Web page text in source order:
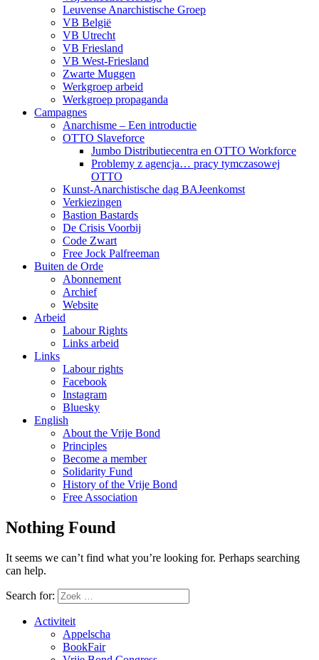
Leuvense Anarchistische Groep
VB België
VB Utrecht
VB Friesland
VB West-Friesland
Zwarte Muggen
Werkgroep arbeid
Werkgroep propaganda
Campagnes
Anarchisme – Een introductie
OTTO Slaveforce
Jumbo Distributiecentra en OTTO Workforce
Problemy z agencja… pracy tymczasowej
OTTO
Kunst-Anarchistische dag BAJeenkomst
Verkiezingen
Bastion Bastards
De Crisis Voorbij
Code Zwart
Free Jock Palfreeman
Buiten de Orde
Abonnement
Archief
Website
Arbeid
Labour Rights
Links arbeid
Links
Labour rights
Facebook
Instagram
Bluesky
English
About the Vrije Bond
Principles
Become a member
Solidarity Fund
History of the Vrije Bond
Free Association
Nothing Found
It seems we can’t find what you’re looking for. Perhaps searching
can help.
Search for:
Activiteit
Appelscha
BookFair